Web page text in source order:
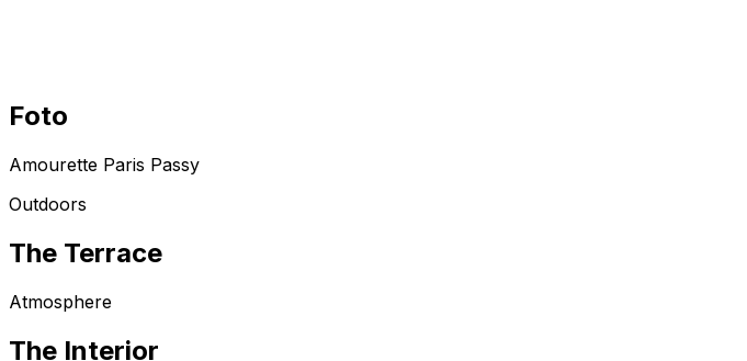
Foto
Amourette Paris Passy
Outdoors
The Terrace
Atmosphere
The Interior